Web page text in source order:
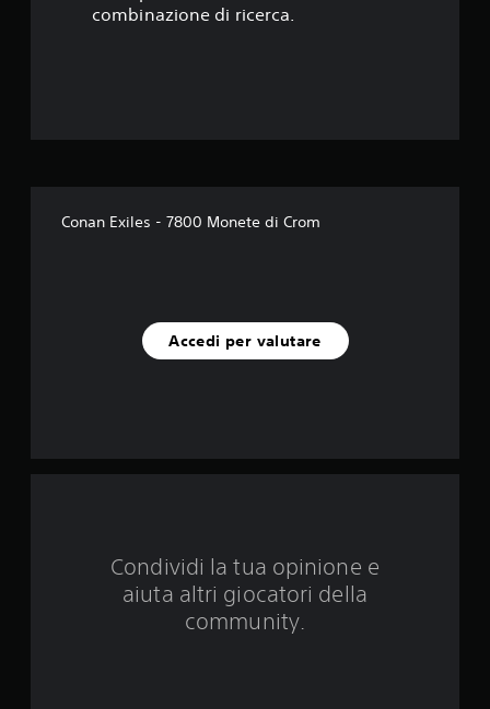
u
c
a
combinazione di ricerca.
Conan Exiles - 7800 Monete di Crom
Accedi per valutare
Condividi la tua opinione e
aiuta altri giocatori della
community.